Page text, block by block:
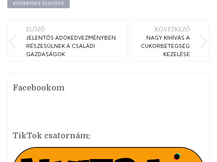
#önkéntes tűzoltók
ELŐZŐ
JELENTŐS ADÓKEDVEZMÉNYBEN
RÉSZESÜLNEK A CSALÁDI
GAZDASÁGOK
KÖVETKEZŐ
NAGY KIHÍVÁS A
CUKORBETEGSÉG
KEZELÉSE
Facebookom
TikTok csatornám: